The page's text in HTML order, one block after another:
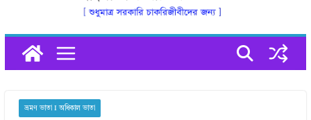
ভ্রমণ ভাতা I অধিকাল ভাতা